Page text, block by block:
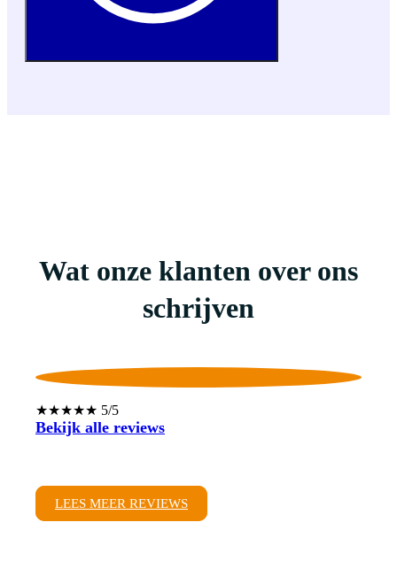
Wat onze klanten over ons
schrijven
★★★★★ 5/5
Bekijk alle reviews
LEES MEER REVIEWS